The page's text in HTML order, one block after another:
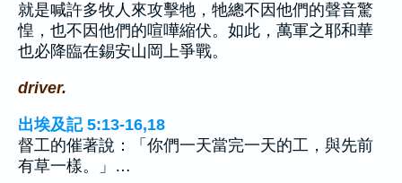
就是喊許多牧人來攻擊牠，牠總不因他們的聲音驚
惶，也不因他們的喧嘩縮伏。如此，萬軍之耶和華
也必降臨在錫安山岡上爭戰。
driver.
出埃及記 5:13-16,18
督工的催著說：「你們一天當完一天的工，與先前
有草一樣。」…